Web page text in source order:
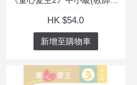
HK $54.0
新增至購物車